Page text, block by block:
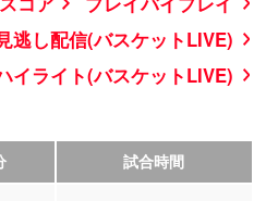
逃し配信(バスケットLIVE)
イライト(バスケットLIVE)
試合時間